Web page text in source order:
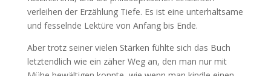
verleihen der Erzählung Tiefe. Es ist eine unterhaltsame
und fesselnde Lektüre von Anfang bis Ende.
Aber trotz seiner vielen Stärken fühlte sich das Buch
letztendlich wie ein zäher Weg an, den man nur mit